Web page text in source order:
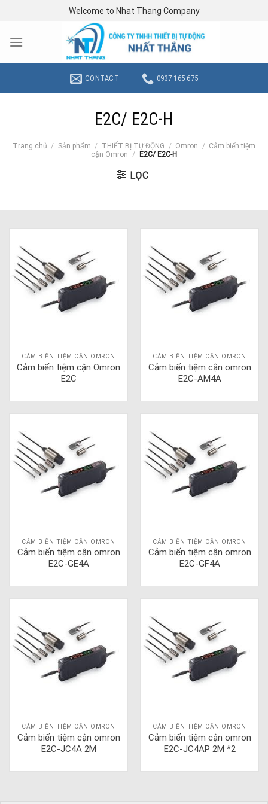
content
Welcome to Nhat Thang Company
CONTACT 0937 165 675
E2C/ E2C-H
Trang chủ / Sản phẩm / THIẾT BỊ TỰ ĐỘNG / Omron / Cảm biến tiệm
cận Omron / E2C/ E2C-H
LỌC
CẢM BIẾN TIỆM CẬN OMRON
Cảm biến tiệm cận Omron
E2C
CẢM BIẾN TIỆM CẬN OMRON
Cảm biến tiệm cận omron
E2C-AM4A
CẢM BIẾN TIỆM CẬN OMRON
Cảm biến tiệm cận omron
E2C-GE4A
CẢM BIẾN TIỆM CẬN OMRON
Cảm biến tiệm cận omron
E2C-GF4A
CẢM BIẾN TIỆM CẬN OMRON
Cảm biến tiệm cận omron
E2C-JC4A 2M
CẢM BIẾN TIỆM CẬN OMRON
Cảm biến tiệm cận omron
E2C-JC4AP 2M *2